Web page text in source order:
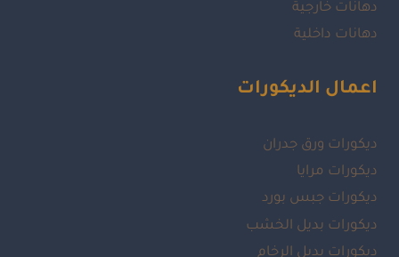
دهانات خارجية
دهانات داخلية
اعمال الديكورات
ديكورات ورق جدران
ديكورات مرايا
ديكورات جبس بورد
ديكورات بديل الخشب
ديكورات بديل الرخام